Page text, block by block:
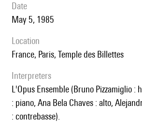
date
May 5, 1985
location
France, Paris, Temple des Billettes
interpreters
l'Opus Ensemble (Bruno Pizzamiglio : hautbois, Olga Prats
: piano, Ana Bela Chaves : alto,
: contrebasse).